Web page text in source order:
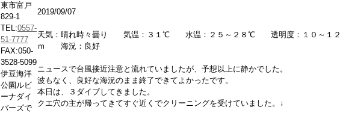
2019/09/07
天気：晴れ時々曇り 気温：３１℃ 水温：２５～２８℃ 透明度：１０～１２
ｍ 海況：良好
ニュースで台風接近注意と流れていましたが、予想以上に静かでした。
波もなく、良好な海況のまま終了できてよかったです。
本日は、３ダイブしてきました。
クエ穴の主が帰ってきてすぐ近くでクリーニングを受けていました。↓
東市富戸
829-1
TEL:0557-
51-7777
FAX:050-
3528-5099
伊豆海洋
公園ルビ
ーナダイ
バーズで